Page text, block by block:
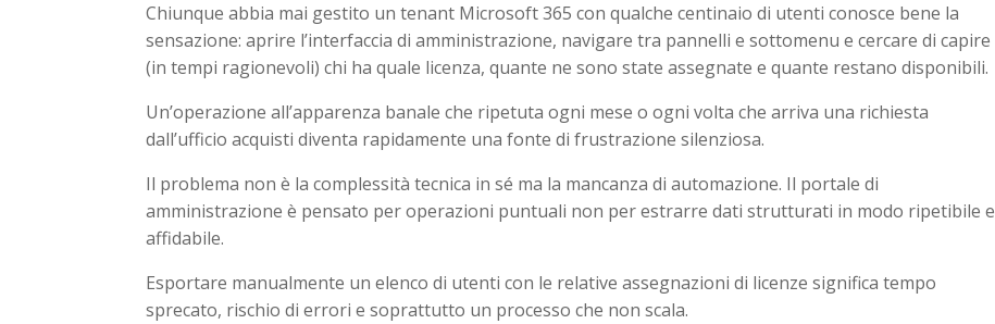
Chiunque abbia mai gestito un tenant Microsoft 365 con qualche centinaio di utenti conosce bene la
sensazione: aprire l’interfaccia di amministrazione, navigare tra pannelli e sottomenu e cercare di capire
(in tempi ragionevoli) chi ha quale licenza, quante ne sono state assegnate e quante restano disponibili.
Un’operazione all’apparenza banale che ripetuta ogni mese o ogni volta che arriva una richiesta
dall’ufficio acquisti diventa rapidamente una fonte di frustrazione silenziosa.
Il problema non è la complessità tecnica in sé ma la mancanza di automazione. Il portale di
amministrazione è pensato per operazioni puntuali non per estrarre dati strutturati in modo ripetibile e
affidabile.
Esportare manualmente un elenco di utenti con le relative assegnazioni di licenze significa tempo
sprecato, rischio di errori e soprattutto un processo che non scala.